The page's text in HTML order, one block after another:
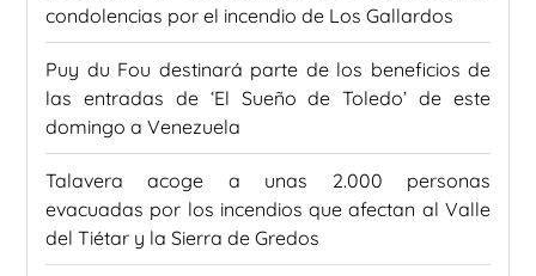
condolencias por el incendio de Los Gallardos
Puy du Fou destinará parte de los beneficios de
las entradas de ‘El Sueño de Toledo’ de este
domingo a Venezuela
Talavera acoge a unas 2.000 personas
evacuadas por los incendios que afectan al Valle
del Tiétar y la Sierra de Gredos